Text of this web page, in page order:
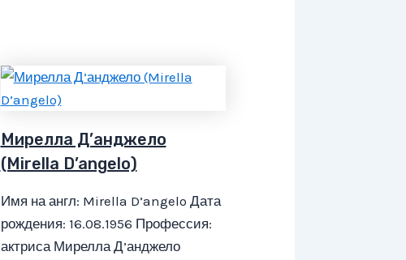
Мирелла Д’анджело
(Mirella D’angelo)
Имя на англ: Mirella D’angelo Дата
рождения: 16.08.1956 Профессия:
актриса Мирелла Д’анджело